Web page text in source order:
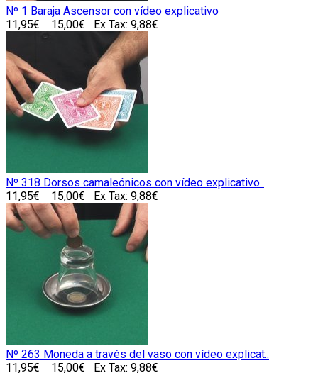
Nº 1 Baraja Ascensor con vídeo explicativo
11,95€
15,00€ Ex Tax: 9,88€
Nº 318 Dorsos camaleónicos con vídeo explicativo..
11,95€
15,00€ Ex Tax: 9,88€
Nº 263 Moneda a través del vaso con vídeo explicat..
11,95€
15,00€ Ex Tax: 9,88€